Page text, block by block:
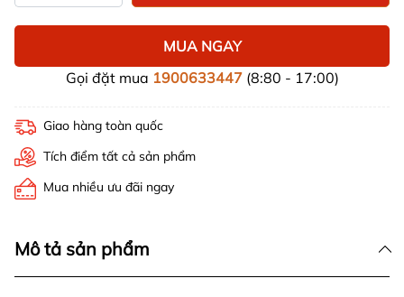
MUA NGAY
Gọi đặt mua 1900633447(8:80 - 17:00)
Giao hàng toàn quốc
Tích điểm tất cả sản phẩm
Mua nhiều ưu đãi ngay
Mô tả sản phẩm